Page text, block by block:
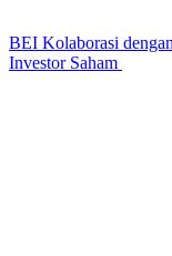
BEI Kolaborasi
Investor Saham